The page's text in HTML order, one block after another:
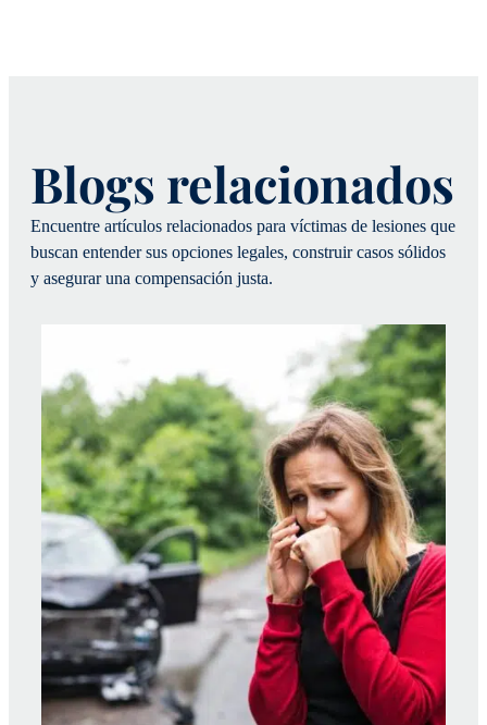
Blogs relacionados
Encuentre artículos relacionados para víctimas de lesiones que
buscan entender sus opciones legales, construir casos sólidos
y asegurar una compensación justa.